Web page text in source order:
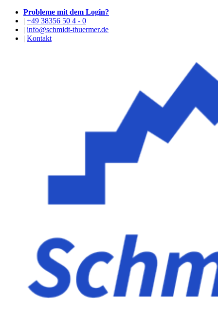
Probleme mit dem Login?
| +49 38356 50 4 - 0
| info@schmidt-thuermer.de
| Kontakt